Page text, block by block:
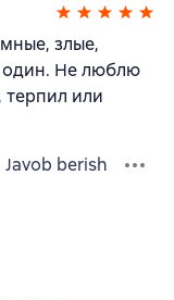
злые,
один. Не люблю
или
Javob berish